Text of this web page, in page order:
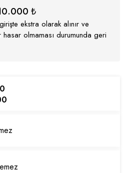
₺
ekstra olarak alınır ve
hasar olmaması durumunda geri